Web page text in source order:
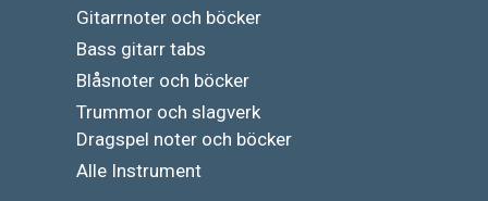
Gitarrnoter och böcker
Bass gitarr tabs
Blåsnoter och böcker
Trummor och slagverk
Dragspel noter och böcker
Alle Instrument